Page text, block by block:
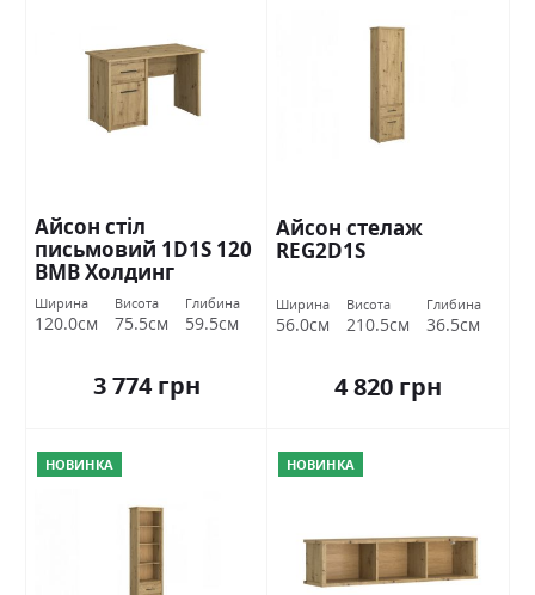
Айсон стіл
письмовий 1D1S 120
ВМВ Холдинг
Ширина
120.0см
Висота
75.5см
Глибина
59.5см
3 774 грн
Айсон стелаж
REG2D1S
Ширина
56.0см
Висота
210.5см
Глибина
36.5см
4 820 грн
НОВИНКА НОВИНКА